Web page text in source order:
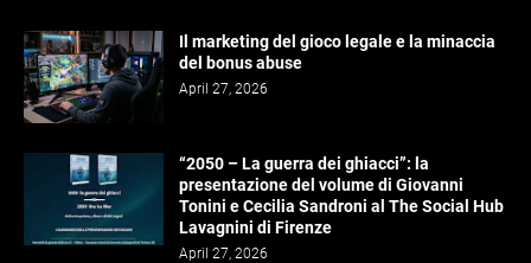
Il marketing del gioco legale e la minaccia
del bonus abuse
April 27, 2026
“2050 – La guerra dei ghiacci”: la
presentazione del volume di Giovanni
Tonini e Cecilia Sandroni al The Social Hub
Lavagnini di Firenze
April 27, 2026